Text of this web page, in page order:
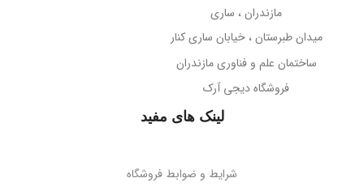
مازندران ، ساری
میدان طبرستان ، خیابان ساری کنار
ساختمان علم و فناوری مازندران
فروشگاه دیجی آرک
لینک های مفید
شرایط و ضوابط فروشگاه